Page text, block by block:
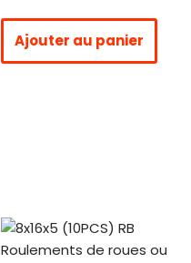
Ajouter au panier